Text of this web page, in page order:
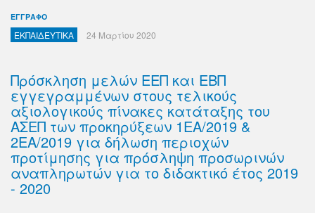
ΕΓΓΡΑΦΟ
ΕΚΠΑΙΔΕΥΤΙΚΑ 24 Μαρτίου 2020
Πρόσκληση μελών ΕΕΠ και ΕΒΠ
εγγεγραμμένων στους τελικούς
αξιολογικούς πίνακες κατάταξης του
ΑΣΕΠ των προκηρύξεων 1ΕΑ/2019 &
2ΕΑ/2019 για δήλωση περιοχών
προτίμησης για πρόσληψη προσωρινών
αναπληρωτών για το διδακτικό έτος 2019
- 2020